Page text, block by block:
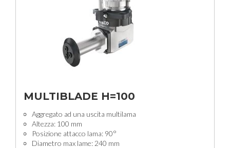
MULTIBLADE H=100
Aggregato ad una uscita multilama
Altezza: 100 mm
Posizione attacco lama: 90°
Diametro max lame: 240 mm